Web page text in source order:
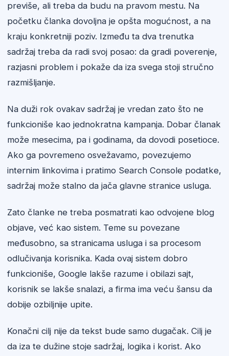
previše, ali treba da budu na pravom mestu. Na
početku članka dovoljna je opšta mogućnost, a na
kraju konkretniji poziv. Između ta dva trenutka
sadržaj treba da radi svoj posao: da gradi poverenje,
razjasni problem i pokaže da iza svega stoji stručno
razmišljanje.
Na duži rok ovakav sadržaj je vredan zato što ne
funkcioniše kao jednokratna kampanja. Dobar članak
može mesecima, pa i godinama, da dovodi posetioce.
Ako ga povremeno osvežavamo, povezujemo
internim linkovima i pratimo Search Console podatke,
sadržaj može stalno da jača glavne stranice usluga.
Zato članke ne treba posmatrati kao odvojene blog
objave, već kao sistem. Teme su povezane
međusobno, sa stranicama usluga i sa procesom
odlučivanja korisnika. Kada ovaj sistem dobro
funkcioniše, Google lakše razume i obilazi sajt,
korisnik se lakše snalazi, a firma ima veću šansu da
dobije ozbiljnije upite.
Konačni cilj nije da tekst bude samo dugačak. Cilj je
da iza te dužine stoje sadržaj, logika i korist. Ako